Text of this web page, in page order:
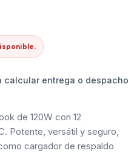
calcular entrega o despacho
de 120W con 12
Potente, versátil y seguro,
cargador de respaldo